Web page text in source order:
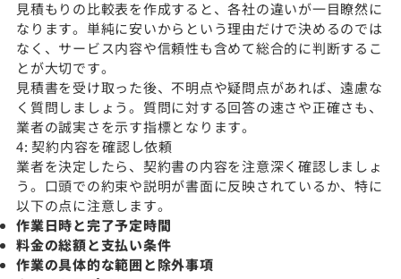
見積もりの比較表を作成すると、各社の違いが一目瞭然に
なります。単純に安いからという理由だけで決めるのでは
なく、サービス内容や信頼性も含めて総合的に判断するこ
とが大切です。
見積書を受け取った後、不明点や疑問点があれば、遠慮な
く質問しましょう。質問に対する回答の速さや正確さも、
業者の誠実さを示す指標となります。
4: 契約内容を確認し依頼
業者を決定したら、契約書の内容を注意深く確認しましょ
う。口頭での約束や説明が書面に反映されているか、特に
以下の点に注意します。
作業日時と完了予定時間
料金の総額と支払い条件
作業の具体的な範囲と除外事項